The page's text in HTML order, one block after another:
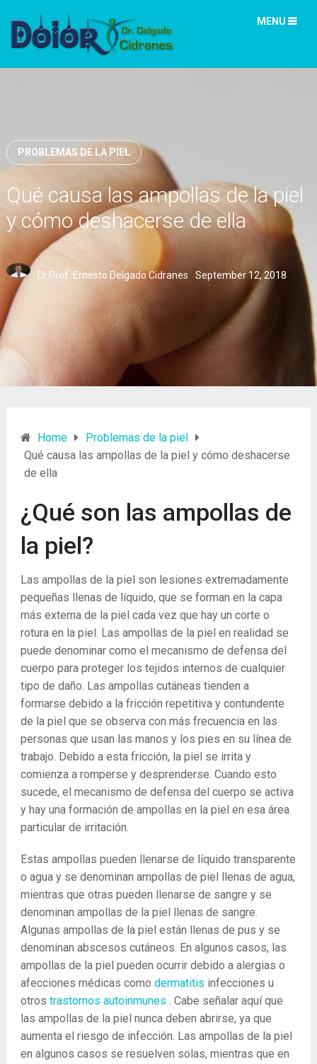
MENU
PROBLEMAS DE LA PIEL
Qué causa las ampollas de la piel
y cómo deshacerse de ella
Dr.Prof. Ernesto Delgado Cidranes September 12, 2018
Home
Problemas de la piel
Qué causa las ampollas de la piel y cómo deshacerse
de ella
¿Qué son las ampollas de
la piel?
Las ampollas de la piel son ​​lesiones extremadamente
pequeñas llenas de líquido, que se forman en la capa
más externa de la piel cada vez que hay un corte o
rotura en la piel. Las ampollas de la piel en realidad se
puede denominar como el mecanismo de defensa del
cuerpo para proteger los tejidos internos de cualquier
tipo de daño. Las ampollas cutáneas tienden a
formarse debido a la fricción repetitiva y contundente
de la piel que se observa con más frecuencia en las
personas que usan las manos y los pies en su línea de
trabajo. Debido a esta fricción, la piel se irrita y
comienza a romperse y desprenderse. Cuando esto
sucede, el mecanismo de defensa del cuerpo se activa
y hay una formación de ampollas en la piel en esa área
particular de irritación.
Estas ampollas pueden llenarse de líquido transparente
o agua y se denominan ampollas de piel llenas de agua,
mientras que otras pueden llenarse de sangre y se
denominan ampollas de la piel llenas de sangre.
Algunas ampollas de la piel están llenas de pus y se
denominan abscesos cutáneos. En algunos casos, las
ampollas de la piel pueden ocurrir debido a alergias o
afecciones médicas como dermatitis infecciones u
otros trastornos autoinmunes . Cabe señalar aquí que
las ampollas de la piel nunca deben abrirse, ya que
aumenta el riesgo de infección. Las ampollas de la piel
en algunos casos se resuelven solas, mientras que en